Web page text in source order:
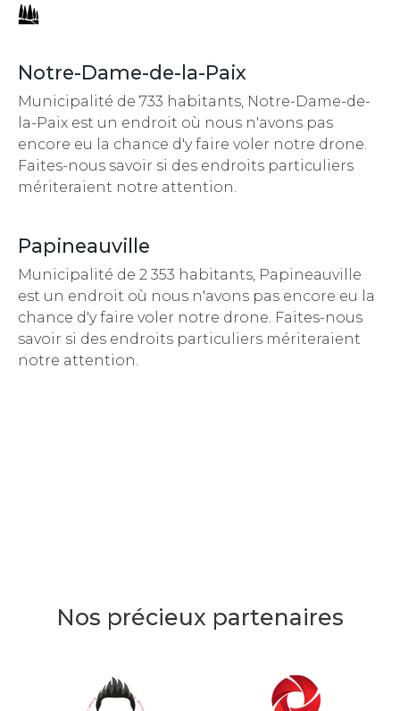
Notre-Dame-de-la-Paix
Municipalité de 733 habitants, Notre-Dame-de-
la-Paix est un endroit où nous n'avons pas
encore eu la chance d'y faire voler notre drone.
Faites-nous savoir si des endroits particuliers
mériteraient notre attention.
Papineauville
Municipalité de 2 353 habitants, Papineauville
est un endroit où nous n'avons pas encore eu la
chance d'y faire voler notre drone. Faites-nous
savoir si des endroits particuliers mériteraient
notre attention.
Nos précieux partenaires